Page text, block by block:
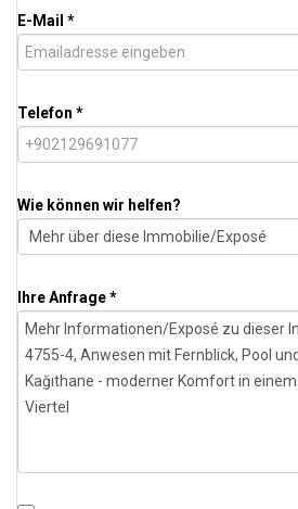
E-Mail *
Telefon *
Wie können wir helfen?
Ihre Anfrage *